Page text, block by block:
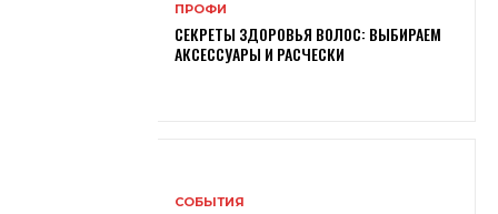
ПРОФИ
СЕКРЕТЫ ЗДОРОВЬЯ ВОЛОС: ВЫБИРАЕМ
АКСЕССУАРЫ И РАСЧЕСКИ
СОБЫТИЯ